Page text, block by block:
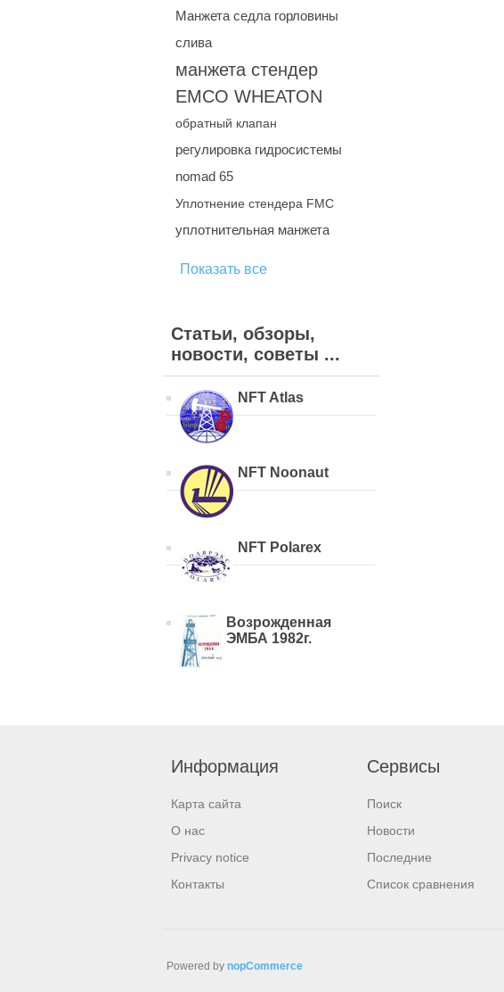
Манжета седла горловины
слива
манжета стендер
EMCO WHEATON
обратный клапан
регулировка гидросистемы
nomad 65
Уплотнение стендера FMC
уплотнительная манжета
Показать все
Статьи, обзоры,
новости, советы ...
NFT Atlas
NFT Noonaut
NFT Polarex
Возрожденная
ЭМБА 1982г.
Информация
Карта сайта
О нас
Privacy notice
Контакты
Сервисы
Поиск
Новости
Последние
Список сравнения
Powered by nopCommerce